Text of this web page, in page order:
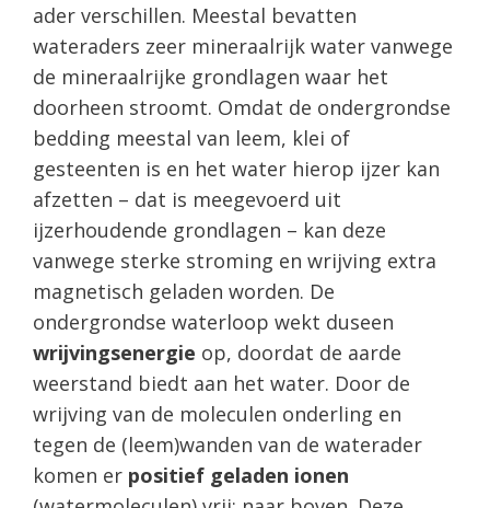
ader verschillen. Meestal bevatten
wateraders zeer mineraalrijk water vanwege
de mineraalrijke grondlagen waar het
doorheen stroomt. Omdat de ondergrondse
bedding meestal van leem, klei of
gesteenten is en het water hierop ijzer kan
afzetten – dat is meegevoerd uit
ijzerhoudende grondlagen – kan deze
vanwege sterke stroming en wrijving extra
magnetisch geladen worden. De
ondergrondse waterloop wekt duseen
wrijvingsenergie op, doordat de aarde
weerstand biedt aan het water. Door de
wrijving van de moleculen onderling en
tegen de (leem)wanden van de waterader
komen er positief geladen ionen